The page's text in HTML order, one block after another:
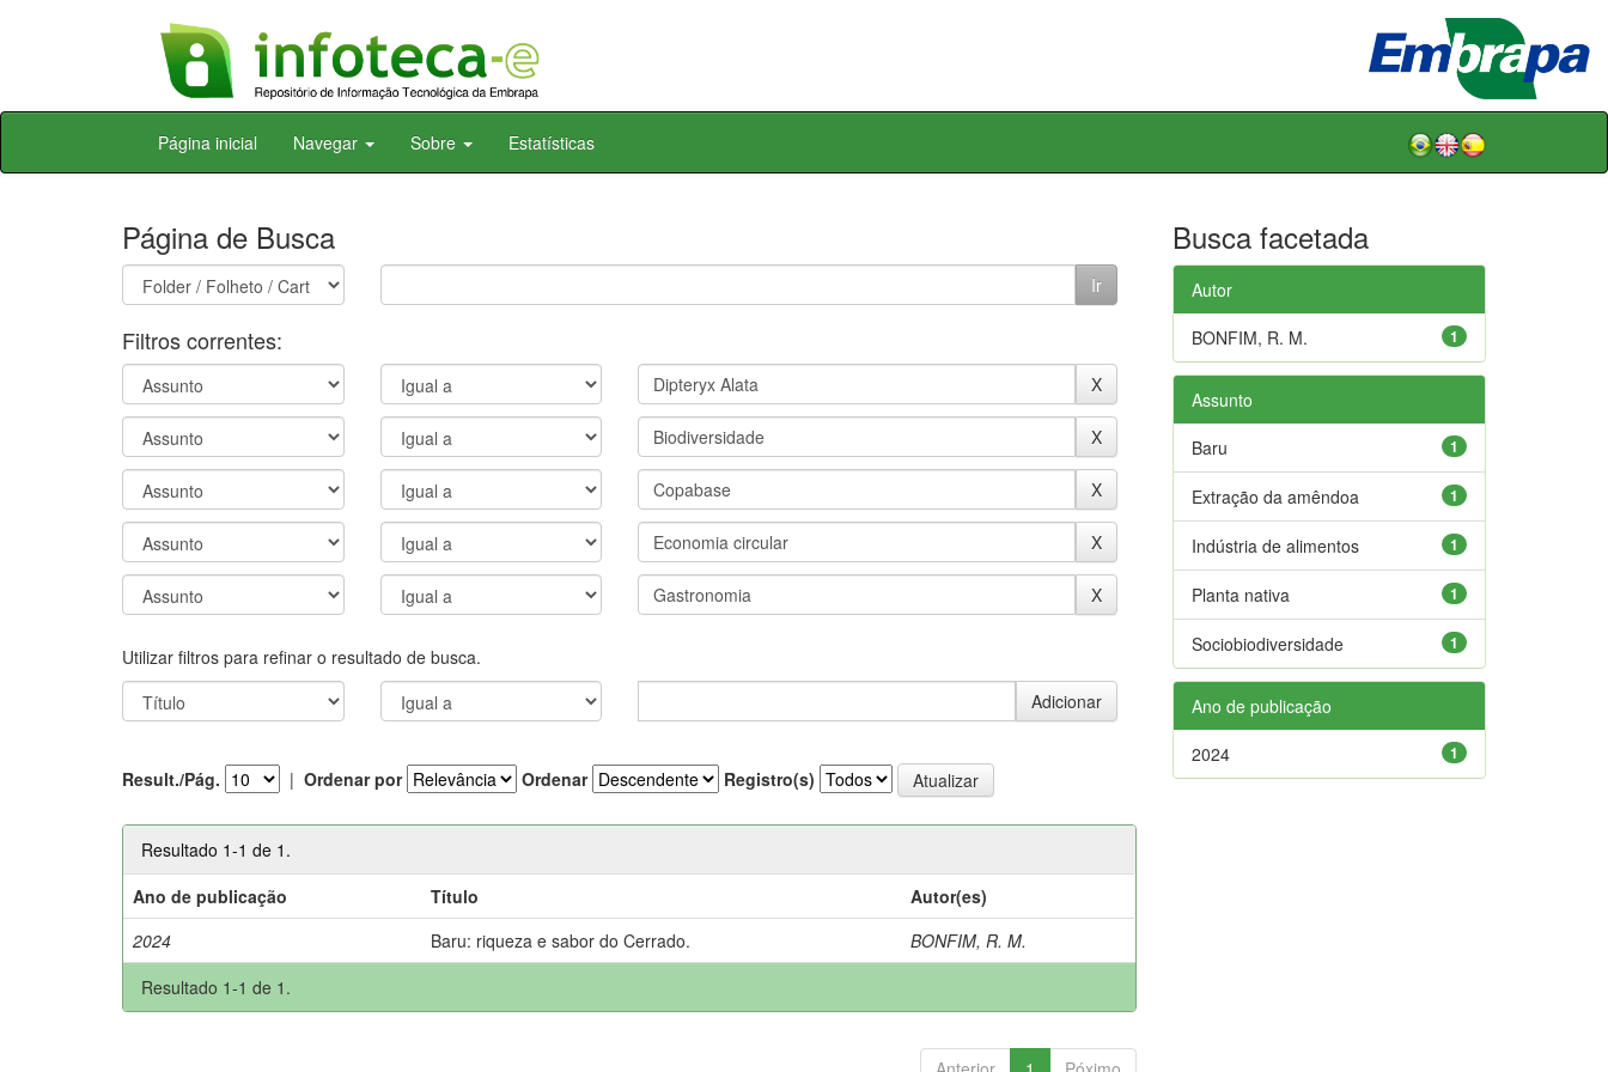
Skip
Página inicial Navegar Sobre Estatísticas
Página de Busca
Filtros correntes:
Utilizar filtros para refinar o resultado de busca.
Result./Pág. | Ordenar por Ordenar Registro(s)
Resultado 1-1 de 1.
Ano de publicação
Título
Autor(es)
2024
Baru: riqueza e sabor do Cerrado.
BONFIM, R. M.
Resultado 1-1 de 1.
Busca facetada
Autor
1
BONFIM, R. M.
Assunto
1
Baru
1
Extração da amêndoa
1
Indústria de alimentos
1
Planta nativa
1
Sociobiodiversidade
Ano de publicação
1
2024